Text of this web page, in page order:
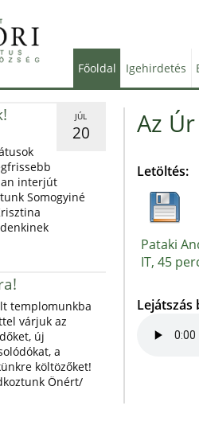
Főoldal Igehirdetés
JÚL
20
interjút
Somogyiné
templomunkba
várjuk az
új
a
költözőket!
Önért/
Az
Letöltés:
Pataki
IT, 45
Lejátszás